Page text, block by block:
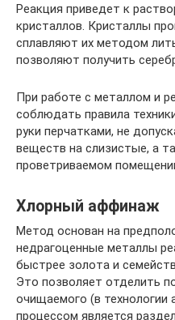
Реакция приведет к
кристаллов. Кристаллы
сплавляют их методом
позволяют получить
При работе с металлом и
соблюдать правила
руки перчатками, не
веществ на слизистые, а
проветриваемом
Хлорный аффинаж
Метод основан на
недрагоценные металлы
быстрее золота и
Это позволяет отделить
очищаемого (в
процессом является